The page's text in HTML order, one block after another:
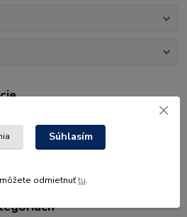
Súhlasím
odmietnuťtu.